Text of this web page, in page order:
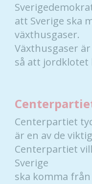
att Sverige ska
växthusgaser.
Växthusgaser
så att jordklotet
Centerpartiet
är en av de
Centerpartiet
Sverige
ska komma